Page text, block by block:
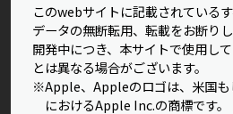
このwebサイトに記載されている
データの無断転用、転載をお断りし
開発中につき、本サイトで使用し
とは異なる場合がございます。
※Apple、Appleのロゴは、米国も
におけるApple Inc.の商標です。